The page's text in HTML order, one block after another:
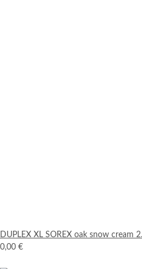
DUPLEX XL SOREX oak snow cream
0,00 €